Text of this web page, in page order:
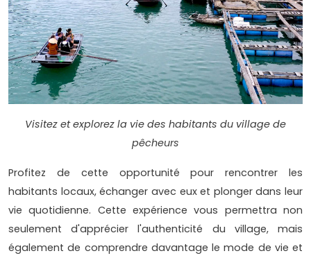
Visitez et explorez la vie des habitants du village de
pêcheurs
Profitez de cette opportunité pour rencontrer les
habitants locaux, échanger avec eux et plonger dans leur
vie quotidienne. Cette expérience vous permettra non
seulement d'apprécier l'authenticité du village, mais
également de comprendre davantage le mode de vie et